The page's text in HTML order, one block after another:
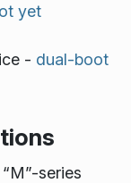
yet
- dual-boot
series